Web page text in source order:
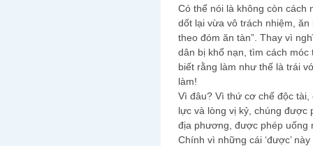
Có thể nói là không còn cách
dốt lại vừa vô trách nhiệm,
theo đóm ăn tàn”. Thay vì
dân bị khổ nạn, tìm cách
biết rằng làm như thế là trái
làm!
Vì đâu? Vì thứ cơ chế độc
lực và lòng vị kỷ, chúng được
địa phương, được phép uống
Chính vì những cái ‘được’